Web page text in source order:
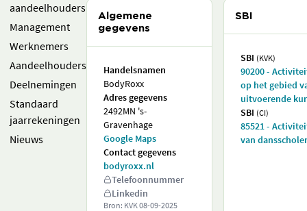
aandeelhouders
Management
Werknemers
Aandeelhouders
Deelnemingen
Standaard
jaarrekeningen
Nieuws
Algemene
gegevens
Handelsnamen
BodyRoxx
Adres gegevens
2492MN 's-
Gravenhage
Google Maps
Contact gegevens
bodyroxx.nl
Telefoonnummer
Linkedin
Bron: KVK08-09-2025
SBI
SBI (KVK)
90200 -
op het gebied
uitvoerende
SBI (CI)
85521 -
van